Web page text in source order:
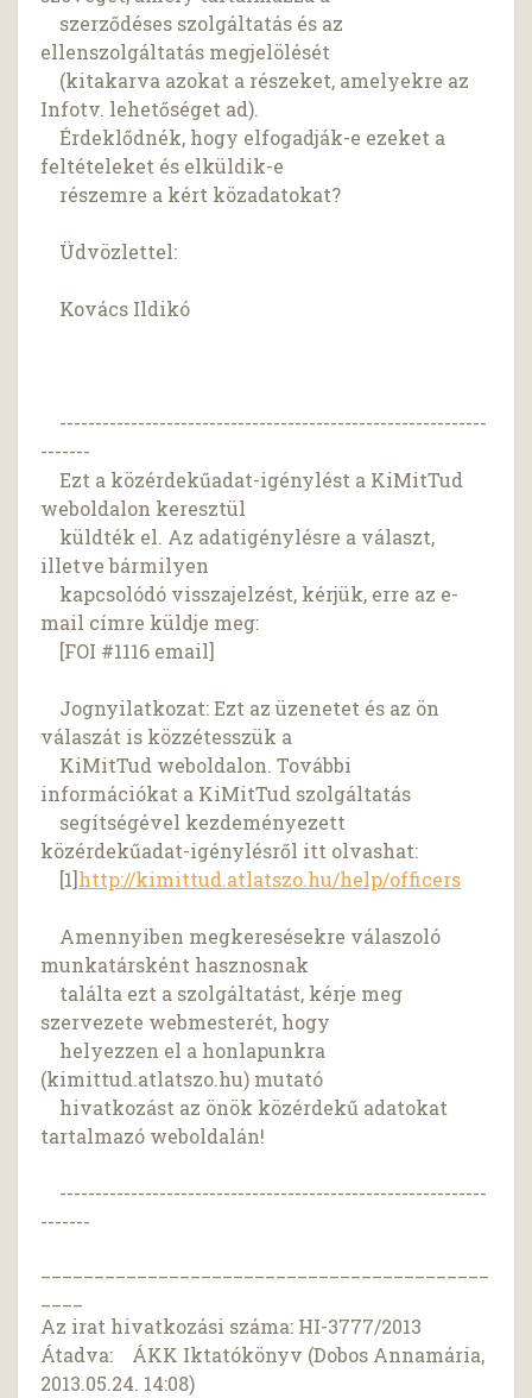
szerződéses szolgáltatás és az
ellenszolgáltatás megjelölését
(kitakarva azokat a részeket, amelyekre az
Infotv. lehetőséget ad).
Érdeklődnék, hogy elfogadják-e ezeket a
feltételeket és elküldik-e
részemre a kért közadatokat?
Üdvözlettel:
Kovács Ildikó
------------------------------------------------------------
-------
Ezt a közérdekűadat-igénylést a KiMitTud
weboldalon keresztül
küldték el. Az adatigénylésre a választ,
illetve bármilyen
kapcsolódó visszajelzést, kérjük, erre az e-
mail címre küldje meg:
[FOI #1116 email]
Jognyilatkozat: Ezt az üzenetet és az ön
válaszát is közzétesszük a
KiMitTud weboldalon. További
információkat a KiMitTud szolgáltatás
segítségével kezdeményezett
közérdekűadat-igénylésről itt olvashat:
[1]http://kimittud.atlatszo.hu/help/officers
Amennyiben megkeresésekre válaszoló
munkatársként hasznosnak
találta ezt a szolgáltatást, kérje meg
szervezete webmesterét, hogy
helyezzen el a honlapunkra
(kimittud.atlatszo.hu) mutató
hivatkozást az önök közérdekű adatokat
tartalmazó weboldalán!
------------------------------------------------------------
-------
Az irat hivatkozási száma: HI-3777/2013
Átadva: ÁKK Iktatókönyv (Dobos Annamária,
2013.05.24. 14:08)